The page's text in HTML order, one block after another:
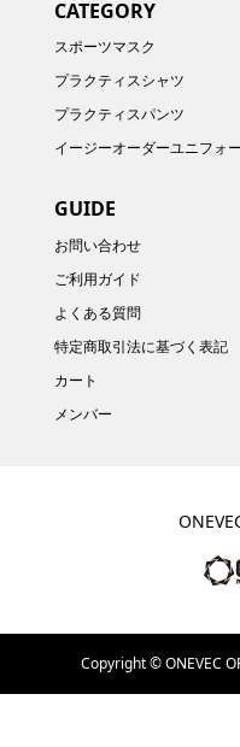
CATEGORY
スポーツマスク
プラクティスシャツ
プラクティスパンツ
イージーオーダーユニフォ
GUIDE
お問い合わせ
ご利用ガイド
よくある質問
特定商取引法に基づく表記
カート
メンバー
Copyright ©ONEVEC